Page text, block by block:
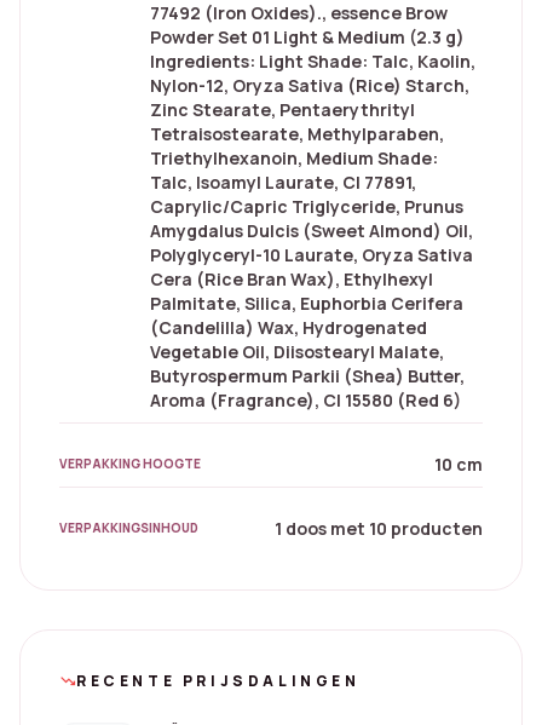
77492 (Iron Oxides)., essence Brow
Powder Set 01 Light & Medium (2.3 g)
Ingredients: Light Shade: Talc, Kaolin,
Nylon-12, Oryza Sativa (Rice) Starch,
Zinc Stearate, Pentaerythrityl
Tetraisostearate, Methylparaben,
Triethylhexanoin, Medium Shade:
Talc, Isoamyl Laurate, CI 77891,
Caprylic/Capric Triglyceride, Prunus
Amygdalus Dulcis (Sweet Almond) Oil,
Polyglyceryl-10 Laurate, Oryza Sativa
Cera (Rice Bran Wax), Ethylhexyl
Palmitate, Silica, Euphorbia Cerifera
(Candelilla) Wax, Hydrogenated
Vegetable Oil, Diisostearyl Malate,
Butyrospermum Parkii (Shea) Butter,
Aroma (Fragrance), CI 15580 (Red 6)
VERPAKKING HOOGTE 10 cm
VERPAKKINGSINHOUD 1 doos met 10 producten
trending_downRECENTE PRIJSDALINGEN